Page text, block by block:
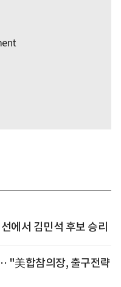
에서 김민석 후보 승리
"美합참의장, 출구전략